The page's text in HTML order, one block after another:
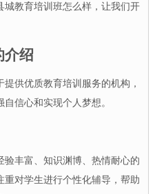
城教育培训班怎么样，让我们开
介绍
供优质教育培训服务的机构，
信心和实现个人梦想。
丰富、知识渊博、热情耐心的
对学生进行个性化辅导，帮助